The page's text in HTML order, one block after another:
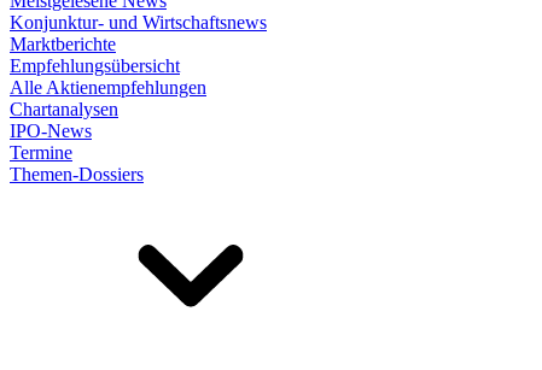
Konjunktur- und Wirtschaftsnews
Marktberichte
Empfehlungsübersicht
Alle Aktienempfehlungen
Chartanalysen
IPO-News
Termine
Themen-Dossiers